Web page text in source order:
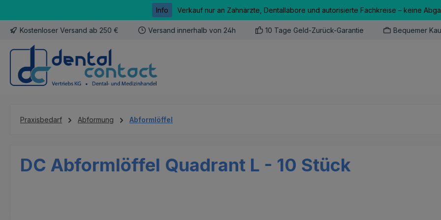
Info Verkauf nur an Zahnärzte, Dentallabore und autorisierte Fachkreise – keine
Kostenloser Versand ab 250 € Versand innerhalb von 24h 10 Tage Geld-Zurück-Garantie Bequemer
Praxisbedarf Abformung Abformlöffel
DC Abformlöffel Quadrant L - 10 Stück